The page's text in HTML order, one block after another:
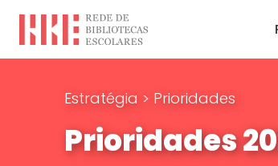
Estratégia > Prioridades
Prioridades